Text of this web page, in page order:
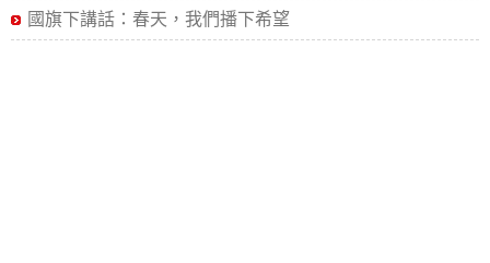
國旗下講話：春天，我們播下希望